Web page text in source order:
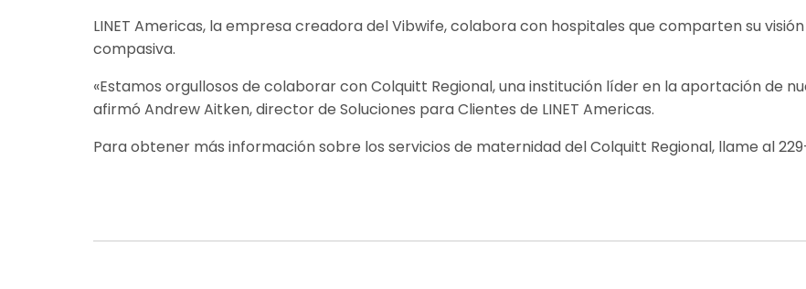
LINET Americas, la empresa creadora del Vibwife, colabora con hospitales que comparten su
compasiva.
«Estamos orgullosos de colaborar con Colquitt Regional, una institución líder en la aportación de
afirmó Andrew Aitken, director de Soluciones para Clientes de LINET Americas.
Para obtener más información sobre los servicios de maternidad del Colquitt Regional, llame al